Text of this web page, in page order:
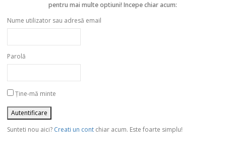
pentru mai multe optiuni! Incepe chiar acum:
Nume utilizator sau adresă email
Parolă
Ține-mă minte
Sunteti nou aici? Creati un cont chiar acum. Este foarte simplu!